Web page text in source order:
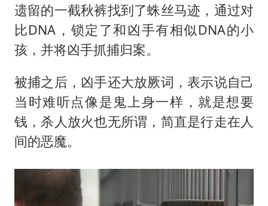
遗留的一截秋裤找到了蛛丝马迹，通过对
比DNA，锁定了和凶手有相似DNA的小
孩，并将凶手抓捕归案。
被捕之后，凶手还大放厥词，表示说自己
当时难听点像是鬼上身一样，就是想要
钱，杀人放火也无所谓，简直是行走在人
间的恶魔。